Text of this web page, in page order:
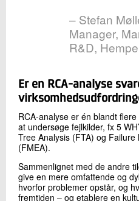
– Stefan
Manager,
R&D,
Er en RCA-analyse
RCA-analyse er én blandt
at undersøge fejlkilder, fx 5
Tree Analysis (FTA) og
(FMEA).
Sammenlignet med de andre
give en mere omfattende og
hvorfor problemer opstår, og
fremtiden – og etablere en